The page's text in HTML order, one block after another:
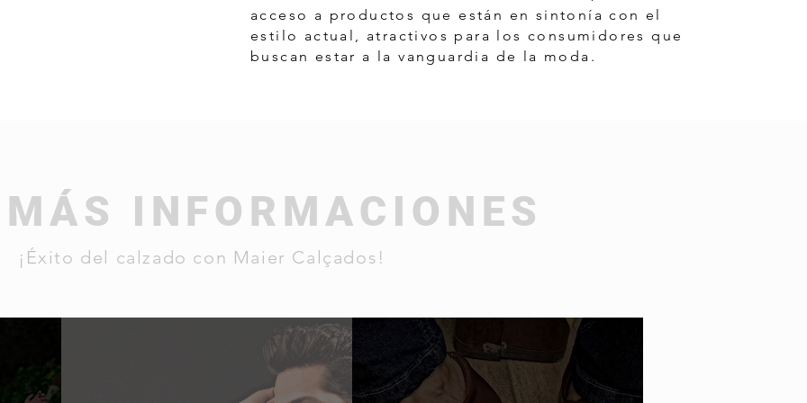
acceso a productos que están en sintonía con el
estilo actual, atractivos para los consumidores que
buscan estar a la vanguardia de la moda.
INFORMACIONES
¡Éxito del calzado con Maier Calçados!